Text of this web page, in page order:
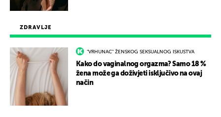
ZDRAVLJE
"VRHUNAC" ŽENSKOG SEKSUALNOG ISKUSTVA
Kako do vaginalnog orgazma? Samo 18 %
žena može ga doživjeti isključivo na ovaj
način